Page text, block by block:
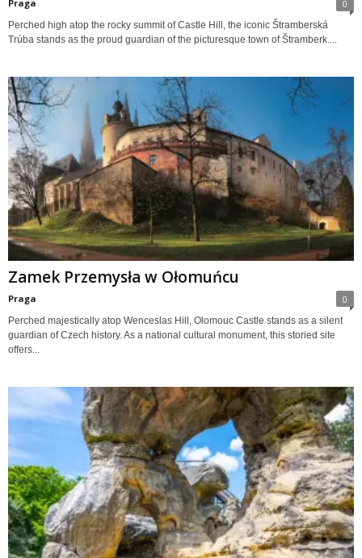
Praga 0
Perched high atop the rocky summit of Castle Hill, the iconic Štramberská
Trúba stands as the proud guardian of the picturesque town of Štramberk....
Zamek Przemysła w Ołomuńcu
Praga 0
Perched majestically atop Wenceslas Hill, Olomouc Castle stands as a silent
guardian of Czech history. As a national cultural monument, this storied site
offers...